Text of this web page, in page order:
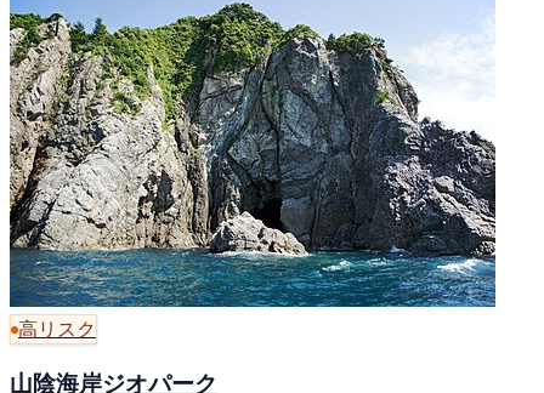
高リスク
山陰海岸ジオパーク